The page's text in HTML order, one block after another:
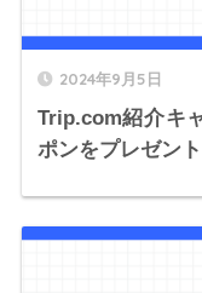
2024年9月5日
Trip.com紹介キ
ポンをプレゼント